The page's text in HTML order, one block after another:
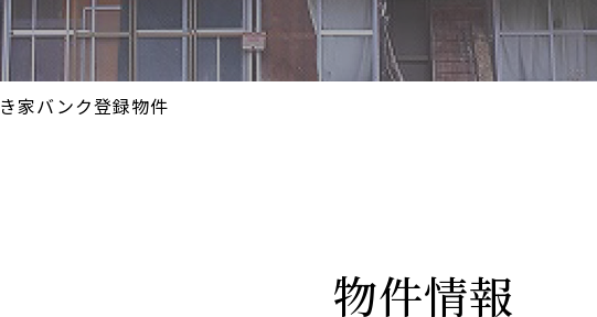
家バンク登録物件
物件情報